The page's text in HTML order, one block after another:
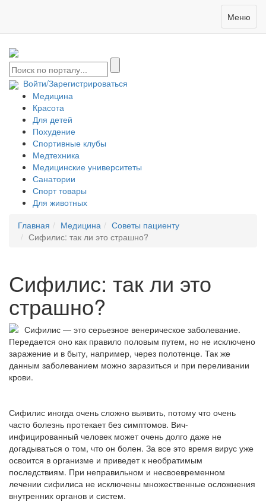
Меню
Войти/Зарегистрироваться
Медицина
Красота
Для детей
Похудение
Спортивные клубы
Медтехника
Медицинские университеты
Санатории
Спорт товары
Для животных
Главная
Медицина
Советы пациенту
Сифилис: так ли это страшно?
Сифилис: так ли это
страшно?
Сифилис — это серьезное венерическое заболевание.
Передается оно как правило половым путем, но не исключено
заражение и в быту, например, через полотенце. Так же
данным заболеванием можно заразиться и при переливании
крови.
Сифилис иногда очень сложно выявить, потому что очень
часто болезнь протекает без симптомов. Вич-
инфицированный человек может очень долго даже не
догадываться о том, что он болен. За все это время вирус уже
освоится в организме и приведет к необратимым
последствиям. При неправильном и несвоевременном
лечении сифилиса не исключены множественные осложнения
внутренних органов и систем.